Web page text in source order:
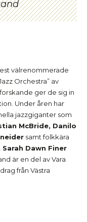
välrenommerade
Orchestra” av
ger de sig in
Under åren har
jazzgiganter som
McBride, Danilo
samt folkkära
Dawn Finer
är en del av Vara
från Västra